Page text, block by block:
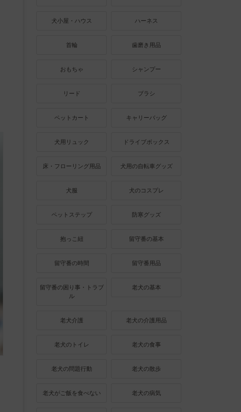
犬小屋・ハウス ハーネス
首輪 歯磨き用品
おもちゃ シャンプー
リード ブラシ
ペットカート キャリーバッグ
犬用リュック ドライブボックス
床・フローリング用品 犬用の自転車グッズ
犬服 犬のコスプレ
ペットステップ 防寒グッズ
抱っこ紐 留守番の基本
留守番の時間 留守番用品
留守番の困り事・トラブ
ル
老犬の基本
老犬介護 老犬の介護用品
老犬のトイレ 老犬の食事
老犬の問題行動 老犬の散歩
老犬がご飯を食べない 老犬の病気